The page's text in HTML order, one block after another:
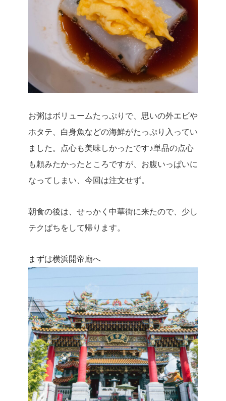
お粥はボリュームたっぷりで、思いの外エビや
ホタテ、白身魚などの海鮮がたっぷり入ってい
ました。点心も美味しかったです♪単品の点心
も頼みたかったところですが、お腹いっぱいに
なってしまい、今回は注文せず。
朝食の後は、せっかく中華街に来たので、少し
テクぱちをして帰ります。
まずは横浜開帝廟へ